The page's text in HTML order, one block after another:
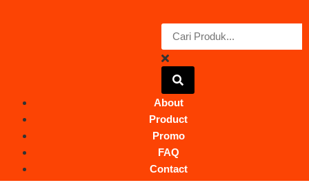
About
Product
Promo
FAQ
Contact